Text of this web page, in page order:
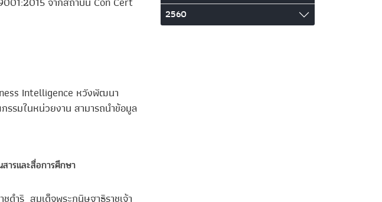
Intelligence หวังพัฒนา
รมในหน่วยงาน สามารถนำข้อมูล
ารและสื่อการศึกษา
ดำริ สมเด็จพระกนิษฐาธิราชเจ้า
2560